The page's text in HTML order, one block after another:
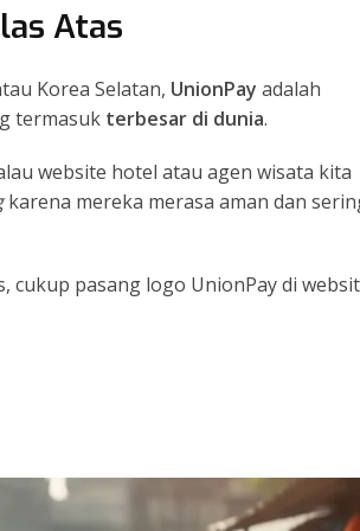
Atas
Korea Selatan, UnionPay adalah
termasuk terbesar di dunia.
website hotel atau agen wisata kita
karena mereka merasa aman dan
pasang logo UnionPay di